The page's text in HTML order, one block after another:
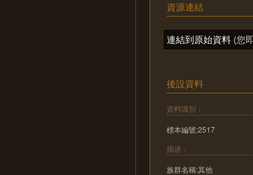
資源連結
連結到原始資料 (您
後設資料
資料識別：
標本編號:2517
描述：
族群名稱:其他